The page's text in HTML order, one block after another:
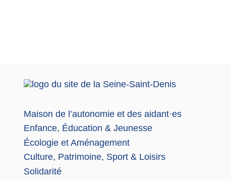
Maison de l’autonomie et des aidant·es
Enfance, Éducation & Jeunesse
Écologie et Aménagement
Culture, Patrimoine, Sport & Loisirs
Solidarité